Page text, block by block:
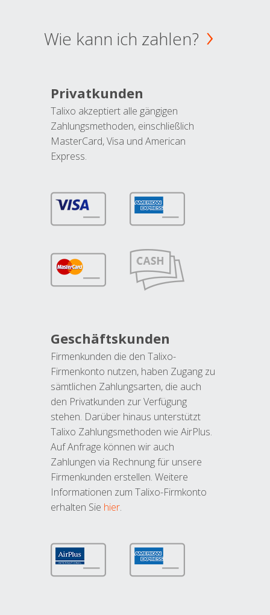
Wie kann ich zahlen?
Privatkunden
Talixo akzeptiert alle gängigen
Zahlungsmethoden, einschließlich
MasterCard, Visa und American
Express.
Geschäftskunden
Firmenkunden die den Talixo-
Firmenkonto nutzen, haben Zugang zu
sämtlichen Zahlungsarten, die auch
den Privatkunden zur Verfügung
stehen. Darüber hinaus unterstützt
Talixo Zahlungsmethoden wie AirPlus.
Auf Anfrage können wir auch
Zahlungen via Rechnung für unsere
Firmenkunden erstellen. Weitere
Informationen zum Talixo-Firmkonto
erhalten Sie hier.